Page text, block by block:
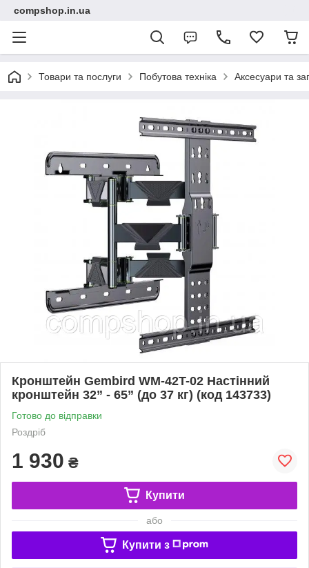
compshop.in.ua
Товари та послуги Побутова техніка Аксесуари та
Кронштейн Gembird WM-42T-02 Настінний
кронштейн 32” - 65” (до 37 кг) (код 143733)
Готово до відправки
Роздріб
1 930 ₴
Купити
або
Купити з